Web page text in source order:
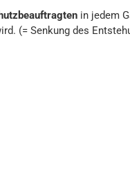
in jedem
(= Senkung des